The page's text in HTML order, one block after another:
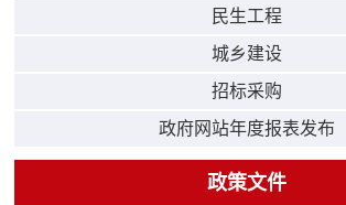
民生工程
城乡建设
招标采购
政府网站年度报表发布
政策文件